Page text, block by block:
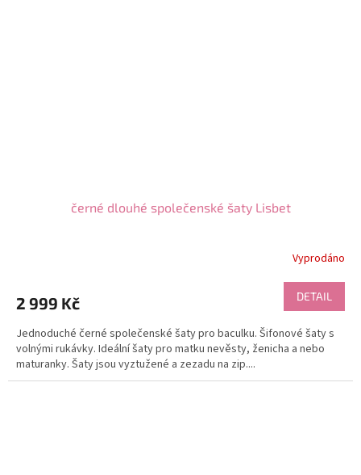
černé dlouhé společenské šaty Lisbet
Vyprodáno
2 999 Kč DETAIL
Jednoduché černé společenské šaty pro baculku. Šifonové šaty s
volnými rukávky. Ideální šaty pro matku nevěsty, ženicha a nebo
maturanky. Šaty jsou vyztužené a zezadu na zip....